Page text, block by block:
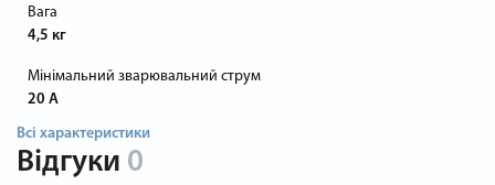
Вага
4,5 кг
Мінімальний зварювальний струм
20 А
Всі характеристики
Відгуки 0